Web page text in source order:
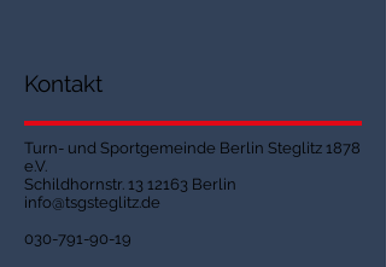
Kontakt
Turn- und Sportgemeinde Berlin Steglitz 1878
e.V.
Schildhornstr. 13 12163 Berlin
info@tsgsteglitz.de
030-791-90-19